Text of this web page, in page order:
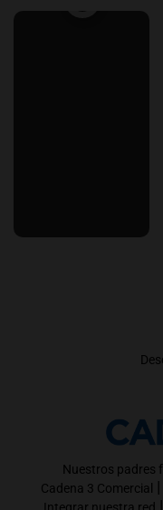
Nuestros padres
Cadena 3 Comercial |
|